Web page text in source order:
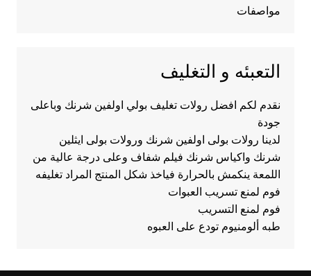
مواصفات
التعبئه و التغليف
نقدم لكم افضل رولات تغليف بولي اولفين شرنك وباعلى
جودة
لدينا رولات بولى اولفين شرنك ورولات بولى ايثلين
شرنك واكياس شرنك فيلم شفاف وعلى درجة عالية من
اللمعة ينكمش بالحرارة فياخذ شكل المنتج المراد تغليفه
فوم لمنع تسريب العبوات
فوم لمنع التسريب
طبه ألومنيوم تودع على العبوه